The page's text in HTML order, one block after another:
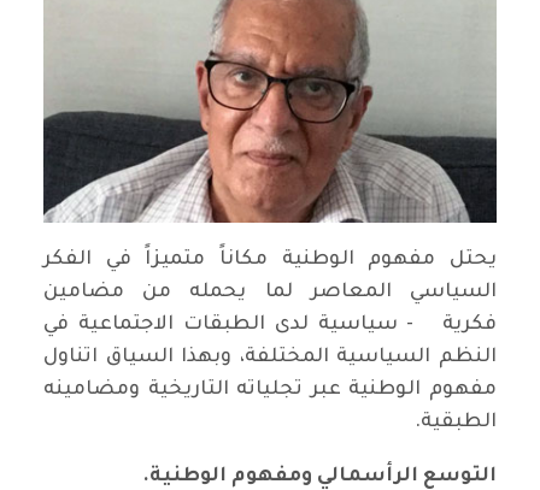
يحتل مفهوم الوطنية مكاناً متميزاً في الفكر
السياسي المعاصر لما يحمله من مضامين
فكرية - سياسية لدى الطبقات الاجتماعية في
النظم السياسية المختلفة، وبهذا السياق اتناول
مفهوم الوطنية عبر تجلياته التاريخية ومضامينه
الطبقية.
التوسع الرأسمالي ومفهوم الوطنية.